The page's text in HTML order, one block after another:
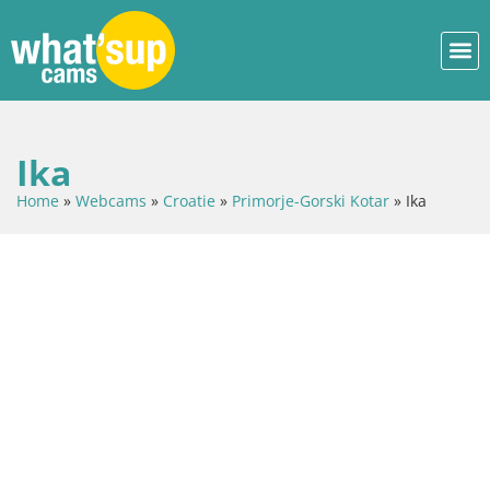
Ika
Home » Webcams » Croatie » Primorje-Gorski Kotar » Ika